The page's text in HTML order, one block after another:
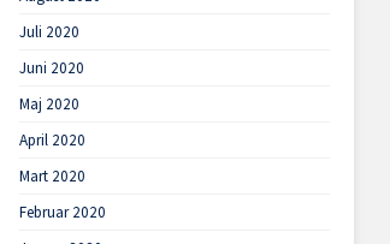
Juli 2020
Juni 2020
Maj 2020
April 2020
Mart 2020
Februar 2020